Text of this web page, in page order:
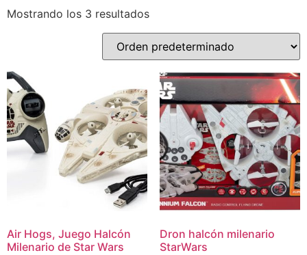
Mostrando los 3 resultados
Air Hogs, Juego Halcón
Milenario de Star Wars
Dron halcón milenario
StarWars